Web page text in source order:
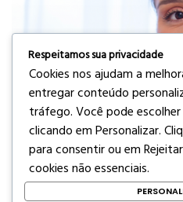
Respeitamos sua privacidade
Cookies nos ajudam a
entregar conteúdo
tráfego. Você pode
clicando emPersonalizar.
para consentir ou em
cookies não essenciais.